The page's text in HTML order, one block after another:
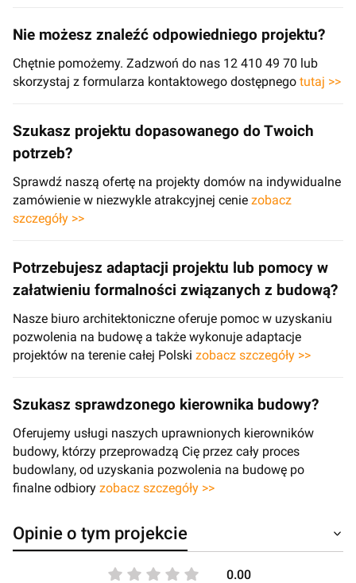
Nie możesz znaleźć odpowiedniego projektu?
Chętnie pomożemy. Zadzwoń do nas 12 410 49 70 lub
skorzystaj z formularza kontaktowego dostępnego tutaj >>
Szukasz projektu dopasowanego do Twoich
potrzeb?
Sprawdź naszą ofertę na projekty domów na indywidualne
zamówienie w niezwykle atrakcyjnej cenie zobacz
szczegóły >>
Potrzebujesz adaptacji projektu lub pomocy w
załatwieniu formalności związanych z budową?
Nasze biuro architektoniczne oferuje pomoc w uzyskaniu
pozwolenia na budowę a także wykonuje adaptacje
projektów na terenie całej Polski zobacz szczegóły >>
Szukasz sprawdzonego kierownika budowy?
Oferujemy usługi naszych uprawnionych kierowników
budowy, którzy przeprowadzą Cię przez cały proces
budowlany, od uzyskania pozwolenia na budowę po
finalne odbiory zobacz szczegóły >>
Opinie o tym projekcie
0.00